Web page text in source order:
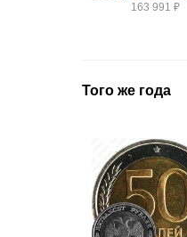
163 991 ₽
Того же года